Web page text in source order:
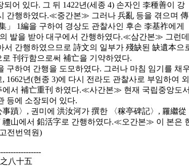
어 있다. 그 뒤 1422년(세종 4) 손자인 李種善이 강
간행하였다.≪중간본≫ 그러나 兵亂 등을 겪으며 傳
1編을 구하여 경상도 관찰사인 후손 李基祚에게
발을 받아 대구에서 간행하였다.≪삼간본≫ 그런데
간행하였으므로 詩文의 일부가 殘缺된 缺遺本으
刊行함으로써 補亡을 기약하였다.
구하여 간행을 도모하였다. 그러나 마침 임기를 채
년(현종 3)에 다시 전라도 관찰사로 부임하여 외
에서 補亡重刊 하였다.≪사간본≫ 현재 국립중앙도서
등에 소장되어 있다.
蹟〉, 권미에 洪汝河가 撰한 〈稼亭碑記〉, 羅繼從
禮山에서 鉛活字로 간행하였다.≪오간본≫ 이 본은
전번역원)
八十五